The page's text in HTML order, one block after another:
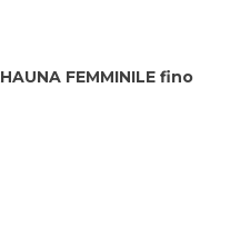
FEMMINILE fino